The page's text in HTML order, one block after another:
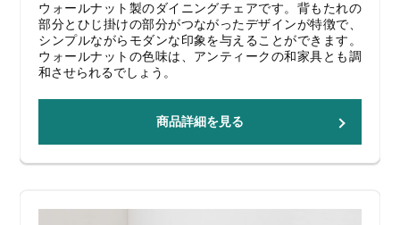
ウォールナット製のダイニングチェアです。背もたれの
部分とひじ掛けの部分がつながったデザインが特徴で、
シンプルながらモダンな印象を与えることができます。
ウォールナットの色味は、アンティークの和家具とも調
和させられるでしょう。
商品詳細を見る